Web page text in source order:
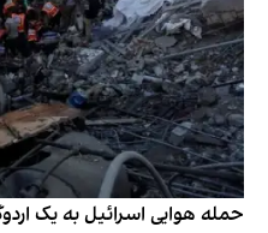
حمله هوایی اسرائیل به یک